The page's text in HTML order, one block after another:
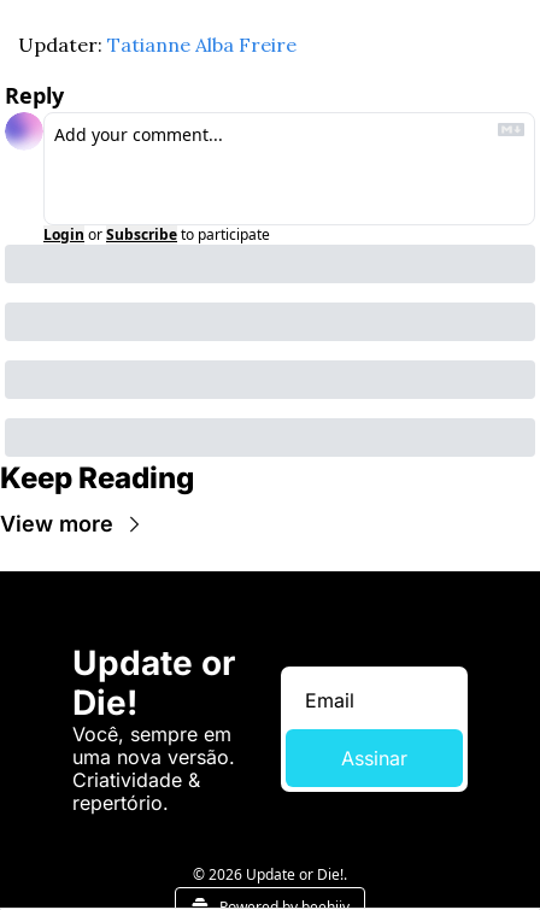
Updater: Tatianne Alba Freire
Reply
Login orSubscribeto participate
Keep Reading
View more
Update or
Die!
Você, sempre em
uma nova versão.
Criatividade &
repertório.
Assinar
© 2026 Update or Die!.